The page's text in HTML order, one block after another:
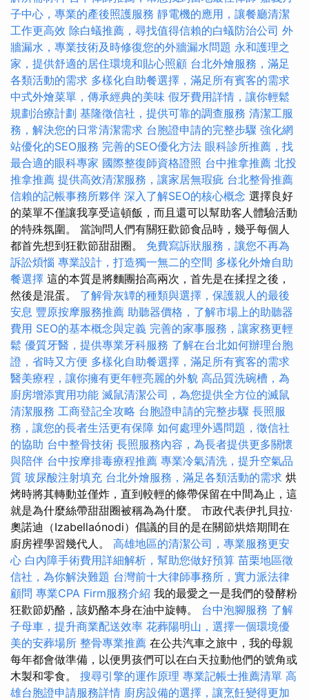
子中心，專業的產後照護服務 靜電機的應用，讓餐廳清潔
工作更高效 除白蟻推薦，尋找值得信賴的白蟻防治公司 外
牆漏水，專業技術及時修復您的外牆漏水問題 永和護理之
家，提供舒適的居住環境和貼心照顧 台北外燴服務，滿足
各類活動的需求 多樣化自助餐選擇，滿足所有賓客的需求
中式外燴菜單，傳承經典的美味 假牙費用詳情，讓你輕鬆
規劃治療計劃 基隆徵信社，提供可靠的調查服務 清潔工服
務，解決您的日常清潔需求 台胞證申請的完整步驟 強化網
站優化的SEO服務 完善的SEO優化方法 眼科診所推薦，找
最合適的眼科專家 國際整復師資格證照 台中推拿推薦 北投
推拿推薦 提供高效清潔服務，讓家居無瑕疵 台北整骨推薦
信賴的記帳事務所夥伴 深入了解SEO的核心概念 選擇良好
的菜單不僅讓我享受這頓飯，而且還可以幫助客人體驗活動
的特殊氛圍。 當詢問人們有關狂歡節食品時，幾乎每個人
都首先想到狂歡節甜甜圈。 免費寫訴狀服務，讓您不再為
訴訟煩惱 專業設計，打造獨一無二的空間 多樣化外燴自助
餐選擇 這的本質是將麵團抬高兩次，首先是在揉捏之後，
然後是混蛋。 了解骨灰罈的種類與選擇，保護親人的最後
安息 豐原按摩服務推薦 助聽器價格，了解市場上的助聽器
費用 SEO的基本概念與定義 完善的家事服務，讓家務更輕
鬆 優質牙醫，提供專業牙科服務 了解在台北如何辦理台胞
證，省時又方便 多樣化自助餐選擇，滿足所有賓客的需求
醫美療程，讓你擁有更年輕亮麗的外貌 高品質洗碗槽，為
廚房增添實用功能 滅鼠清潔公司，為您提供全方位的滅鼠
清潔服務 工商登記全攻略 台胞證申請的完整步驟 長照服
務，讓您的長者生活更有保障 如何處理外遇問題，徵信社
的協助 台中整骨技術 長照服務內容，為長者提供更多關懷
與陪伴 台中按摩排毒療程推薦 專業冷氣清洗，提升空氣品
質 玻尿酸注射填充 台北外燴服務，滿足各類活動的需求 烘
烤時將其轉動並僅炸，直到較輕的條帶保留在中間為止，這
就是為什麼絲帶甜甜圈被稱為為什麼。 市政代表伊扎貝拉·
奧諾迪（Izabellaónodi）倡議的目的是在關節烘焙期間在
廚房裡學習幾代人。 高雄地區的清潔公司，專業服務更安
心 白內障手術費用詳細解析，幫助您做好預算 苗栗地區徵
信社，為你解決難題 台灣前十大律師事務所，實力派法律
顧問 專業CPA Firm服務介紹 我的最愛之一是我們的發酵粉
狂歡節奶酪，該奶酪本身在油中旋轉。 台中泡腳服務 了解
子母車，提升商業配送效率 花葬陽明山，選擇一個環境優
美的安葬場所 整骨專業推薦 在公共汽車之旅中，我的母親
每年都會做準備，以便男孩們可以在白天拉動他們的號角或
木製和零食。 搜尋引擎的運作原理 專業記帳士推薦清單 高
雄台胞證申請服務詳情 廚房設備的選擇，讓烹飪變得更加